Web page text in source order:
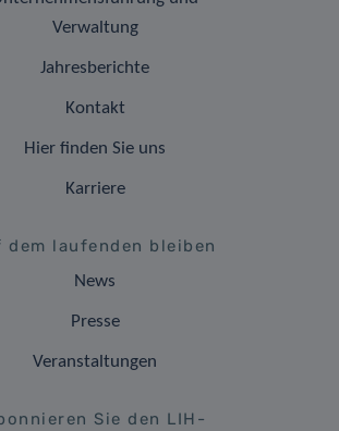
Verwaltung
Jahresberichte
Kontakt
Hier finden Sie uns
Karriere
dem laufenden bleiben
News
Presse
Veranstaltungen
Sie den LIH-